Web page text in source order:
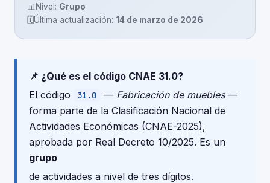
📊Nivel: Grupo
🗓️Última actualización: 14 de marzo de 2026
📌 ¿Qué es el código CNAE 31.0?
El código
31.0 — Fabricación de muebles—
forma parte de la Clasificación Nacional de
Actividades Económicas (CNAE-2025),
aprobada por Real Decreto 10/2025. Es un
grupo
de actividades a nivel de tres dígitos.